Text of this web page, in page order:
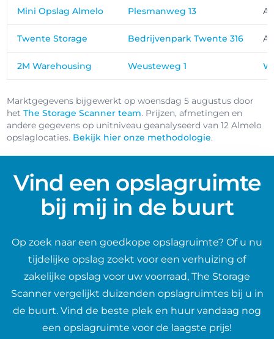
Mini Opslag Almelo Plesmanweg 13
Twente Storage Bedrijvenpark Twente 316
2M Warehousing Weusteweg 1
Marktgegevens bijgewerkt op woensdag 5 augustus door
hetThe Storage Scanner team. Prijzen, afmetingen en
andere gegevens op unitniveau geanalyseerd van 12 Almelo
opslaglocaties. Bekijk hier onze methodologie.
Vind een opslagruimte
bij mij in de buurt
Op zoek naar een goedkope opslagruimte? Of u nu
tijdelijke opslag zoekt voor een verhuizing of
zakelijke opslag voor uw voorraad, The Storage
Scanner vergelijkt duizenden opslagruimtes bij u in
de buurt. Vind de beste plek en huur vandaag nog
een opslagruimte voor de laagste prijs!